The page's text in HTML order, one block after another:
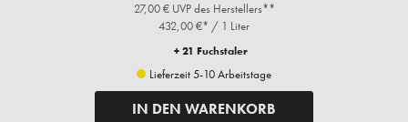
27,00 € UVP des Herstellers**
432,00 €* / 1 Liter
+ 21 Fuchstaler
Lieferzeit 5-10 Arbeitstage
IN DEN WARENKORB